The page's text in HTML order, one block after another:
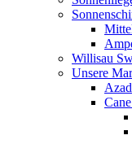
Willisau
Unsere